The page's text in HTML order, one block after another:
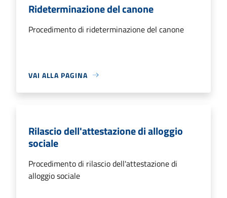
Rideterminazione del canone
Procedimento di rideterminazione del canone
VAI ALLA PAGINA
Rilascio dell'attestazione di alloggio
sociale
Procedimento di rilascio dell'attestazione di
alloggio sociale